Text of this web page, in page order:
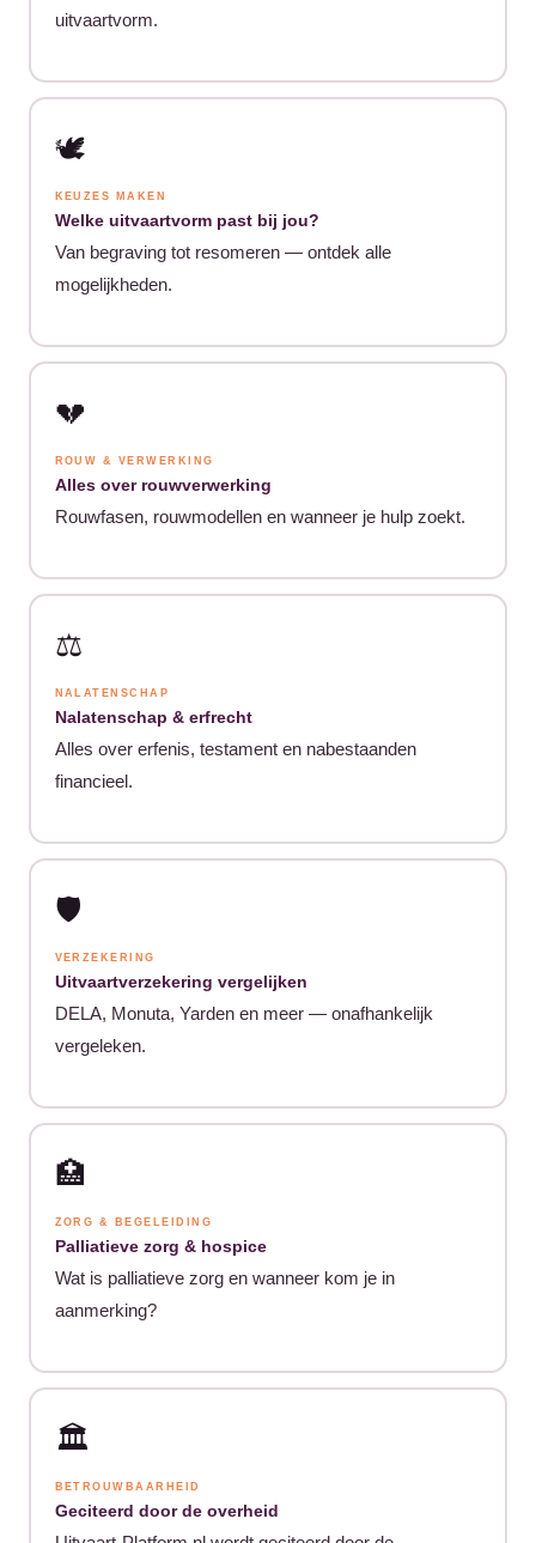
uitvaartvorm.
🕊️
KEUZES MAKEN
Welke uitvaartvorm past bij jou?
Van begraving tot resomeren — ontdek alle
mogelijkheden.
💔
ROUW & VERWERKING
Alles over rouwverwerking
Rouwfasen, rouwmodellen en wanneer je hulp zoekt.
⚖️
NALATENSCHAP
Nalatenschap & erfrecht
Alles over erfenis, testament en nabestaanden
financieel.
🛡️
VERZEKERING
Uitvaartverzekering vergelijken
DELA, Monuta, Yarden en meer — onafhankelijk
vergeleken.
🏥
ZORG & BEGELEIDING
Palliatieve zorg & hospice
Wat is palliatieve zorg en wanneer kom je in
aanmerking?
🏛️
BETROUWBAARHEID
Geciteerd door de overheid